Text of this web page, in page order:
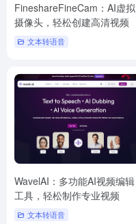
FineshareFineCam：AI虚拟
摄像头，轻松创建高清视频
文本转语音
WavelAI：多功能AI视频编辑
工具，轻松制作专业视频
文本转语音